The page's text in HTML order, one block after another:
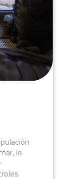
lo